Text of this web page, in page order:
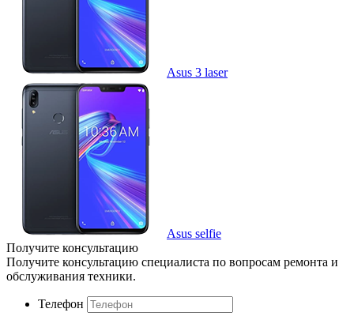
Asus 3 laser
Asus selfie
Получите консультацию
Получите консультацию специалиста по вопросам ремонта и
обслуживания техники.
Телефон